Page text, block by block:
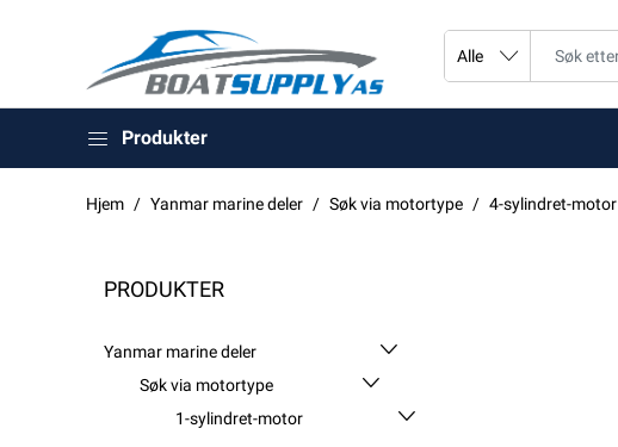
Produkter
Hjem Yanmar marine deler Søk via motortype 4-sylindret-motor
PRODUKTER
Yanmar marine deler
Søk via motortype
1-sylindret-motor